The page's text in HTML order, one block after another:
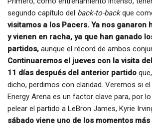
segundo capítulo del back-to-backque
visitamos a los Pacers. Ya nos ganaron
y vienen en racha, ya que han ganado
partidos, aunque el récord de ambos
Continuaremos el jueves con la visita
11 días después del anterior partido
dicho, perdimos con claridad. Veremos si el
Energy Arena es un factor clave para, por
pelear el partido a LeBron James, Kyrie
sábado viene uno de los momentos